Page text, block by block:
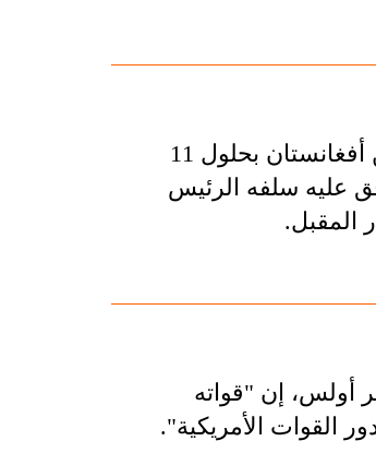
قال الرئيس الأمريكي جو بايدن إنه يريد اخراج القوات الأمريكية من أفغانستان بحلول 11
عليه سلفه الرئيس
أولس، إن "قواته
القوات الأمريكية".